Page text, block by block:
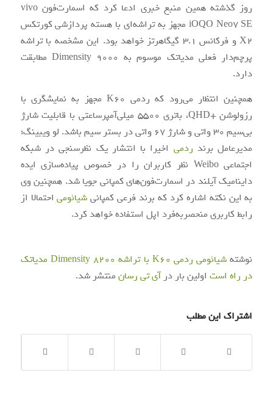
روز گذشته همین منبع خبری ادعا کرد که اسمارت‌فون vivo
iOQO Neo7 SE مجهز به تراشه‌ای با هسته پردازشی کورتکس
X2 و فرکانس 3.1 گیگاهرتز خواهد بود. این مشخصه با تراشه
پرچم‌دار فعلی مدیاتک موسوم به Dimensity 9000 مطابقت
دارد.
همچنین انتظار می‌رود که ردمی K60 مجهز به نمایشگری با
رزولوشن +QHD، باتری 5500 میلی‌آمپرساعتی با قابلیت شارژ
بی‌سیم 30 واتی و شارژ 67 واتی در بستر سیم باشد. لو ویبینگ؛
مدیرعامل برند ردمی اخیرا با انتشار یک نظرسنجی در شبکه
اجتماعی Weibo نظر کاربران را در خصوص پیاده‌سازی ایده
داینامیک آیلند در اسمارت‌فون‌های کمپانی جویا شد. همچنین وی
به این نکته اشاره کرد که برند فرعی کمپانی شیائومیاحتمالا از
رابط کاربری منحصربه‌فرد اپل استفاده خواهد کرد.
نوشته
شیائومی ردمی K60 با تراشه Dimensity 8200 مدیاتک
در راه استاولین بار درآی‌ تی‌ رسانمنتشر شد.
اشتراک این مطلب